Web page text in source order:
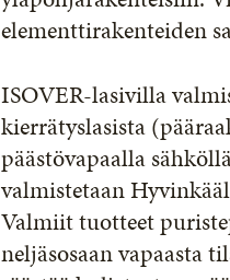
elementtirakenteiden
ISOVER-lasivilla
kierrätyslasista
päästövapaalla
valmistetaan
Valmiit tuotteet
neljäsosaan vapaasta